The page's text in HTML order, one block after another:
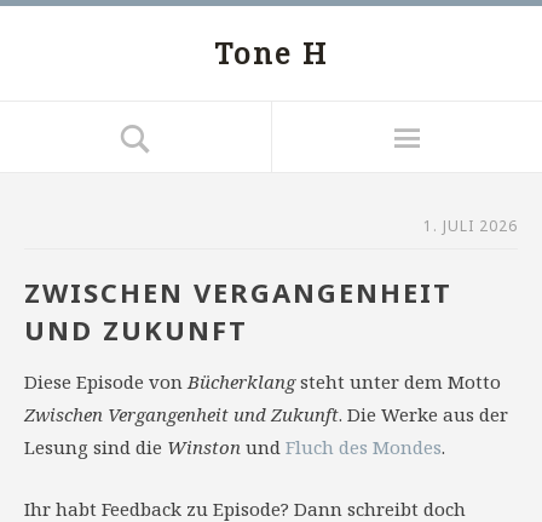
Tone H
1. JULI 2026
ZWISCHEN VERGANGENHEIT
UND ZUKUNFT
Diese Episode vonBücherklangsteht unter dem Motto
Zwischen Vergangenheit und Zukunft. Die Werke aus der
Lesung sind die Winston und Fluch des Mondes.
Ihr habt Feedback zu Episode? Dann schreibt doch